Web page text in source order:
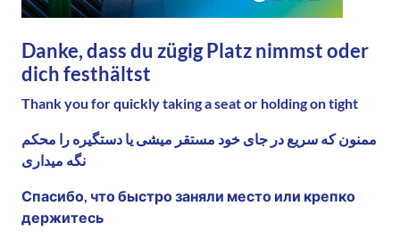
Danke, dass du zügig Platz nimmst oder
dich festhältst
Thank you for quickly taking a seat or holding on tight
ممنون که سریع در جای خود مستقر میشی یا دستگیره را محکم
نگه میداری
Спасибо, что быстро заняли место или крепко
держитесь